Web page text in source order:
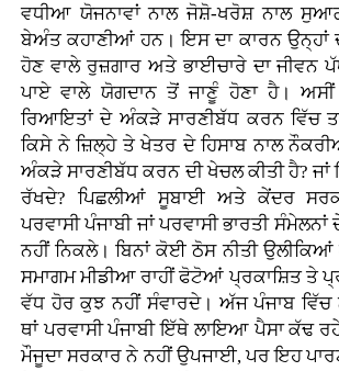
ਵਧੀਆ ਯੋਜਨਾਵਾਂ ਨਾਲ ਜੋਸ਼ੋ-ਖਰੋਸ਼ ਨਾਲ
ਬੇਅੰਤ ਕਹਾਣੀਆਂ ਹਨ। ਇਸ ਦਾ ਕਾਰਨ ਉਨ੍ਹਾਂ
ਹੋਣ ਵਾਲੇ ਰੁਜ਼ਗਾਰ ਅਤੇ ਭਾਈਚਾਰੇ ਦਾ ਜੀਵਨ
ਪਾਏ ਵਾਲੇ ਯੋਗਦਾਨ ਤੋਂ ਜਾਣੂੰ ਹੋਣਾ ਹੈ।
ਰਿਆਇਤਾਂ ਦੇ ਅੰਕੜੇ ਸਾਰਣੀਬੱਧ ਕਰਨ ਵਿੱਚ
ਕਿਸੇ ਨੇ ਜ਼ਿਲ੍ਹੇ ਤੇ ਖੇਤਰ ਦੇ ਹਿਸਾਬ ਨਾਲ
ਅੰਕੜੇ ਸਾਰਣੀਬੱਧ ਕਰਨ ਦੀ ਖੇਚਲ ਕੀਤੀ ਹੈ?
ਰੱਖਦੇ? ਪਿਛਲੀਆਂ ਸੂਬਾਈ ਅਤੇ ਕੇਂਦਰ
ਪਰਵਾਸੀ ਪੰਜਾਬੀ ਜਾਂ ਪਰਵਾਸੀ ਭਾਰਤੀ
ਨਹੀਂ ਨਿਕਲੇ। ਬਿਨਾਂ ਕੋਈ ਠੋਸ ਨੀਤੀ
ਸਮਾਗਮ ਮੀਡੀਆ ਰਾਹੀਂ ਫੋਟੋਆਂ ਪ੍ਰਕਾਸ਼ਿਤ ਤੇ
ਵੱਧ ਹੋਰ ਕੁਝ ਨਹੀਂ ਸੰਵਾਰਦੇ। ਅੱਜ ਪੰਜਾਬ ਵਿੱਚ
ਥਾਂ ਪਰਵਾਸੀ ਪੰਜਾਬੀ ਇੱਥੇ ਲਾਇਆ ਪੈਸਾ ਕੱਢ
ਮੌਜੂਦਾ ਸਰਕਾਰ ਨੇ ਨਹੀਂ ਉਪਜਾਈ, ਪਰ ਇਹ